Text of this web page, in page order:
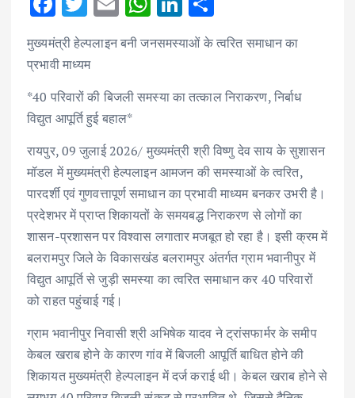
ac
e
b
o
o
k
it
te
r
m
ai at
A
p
n
k
dI
h
ar
मुख्यमंत्री हेल्पलाइन बनी जनसमस्याओं के त्वरित समाधान का
प्रभावी माध्यम
*40 परिवारों की बिजली समस्या का तत्काल निराकरण, निर्बाध
विद्युत आपूर्ति हुई बहाल*
रायपुर, 09 जुलाई 2026/ मुख्यमंत्री श्री विष्णु देव साय के सुशासन
मॉडल में मुख्यमंत्री हेल्पलाइन आमजन की समस्याओं के त्वरित,
पारदर्शी एवं गुणवत्तापूर्ण समाधान का प्रभावी माध्यम बनकर उभरी है।
प्रदेशभर में प्राप्त शिकायतों के समयबद्ध निराकरण से लोगों का
शासन-प्रशासन पर विश्वास लगातार मजबूत हो रहा है। इसी क्रम में
बलरामपुर जिले के विकासखंड बलरामपुर अंतर्गत ग्राम भवानीपुर में
विद्युत आपूर्ति से जुड़ी समस्या का त्वरित समाधान कर 40 परिवारों
को राहत पहुंचाई गई।
ग्राम भवानीपुर निवासी श्री अभिषेक यादव ने ट्रांसफार्मर के समीप
केबल खराब होने के कारण गांव में बिजली आपूर्ति बाधित होने की
शिकायत मुख्यमंत्री हेल्पलाइन में दर्ज कराई थी। केबल खराब होने से